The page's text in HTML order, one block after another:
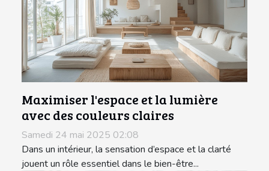
Maximiser l'espace et la lumière
avec des couleurs claires
Samedi 24 mai 2025 02:08
Dans un intérieur, la sensation d’espace et la clarté
jouent un rôle essentiel dans le bien-être...